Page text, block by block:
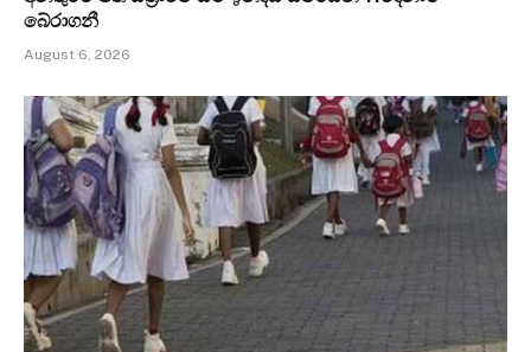
බේරාගනී
August 6, 2026